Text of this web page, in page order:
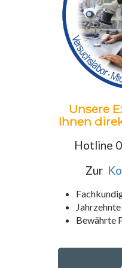
Unsere
Ihnen
Hotline
Zur
Bewährte